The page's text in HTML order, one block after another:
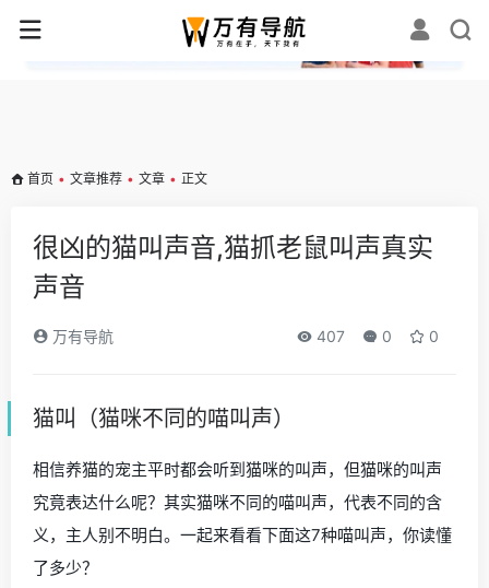
✕
首页 • 文章推荐 • 文章 • 正文
很凶的猫叫声音,猫抓老鼠叫声真实
声音
万有导航 407 0 0
猫叫（猫咪不同的喵叫声）
相信养猫的宠主平时都会听到猫咪的叫声，但猫咪的叫声
究竟表达什么呢？其实猫咪不同的喵叫声，代表不同的含
义，主人别不明白。一起来看看下面这7种喵叫声，你读懂
了多少？